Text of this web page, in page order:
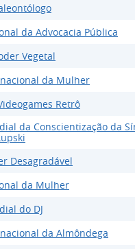
da Advocacia Pública
Vegetal
da Mulher
Retrô
da Conscientização da
Desagradável
da Mulher
do DJ
da Almôndega